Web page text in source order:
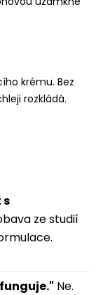
krému. Bez
rozkládá.
s
ze studií
Ne.